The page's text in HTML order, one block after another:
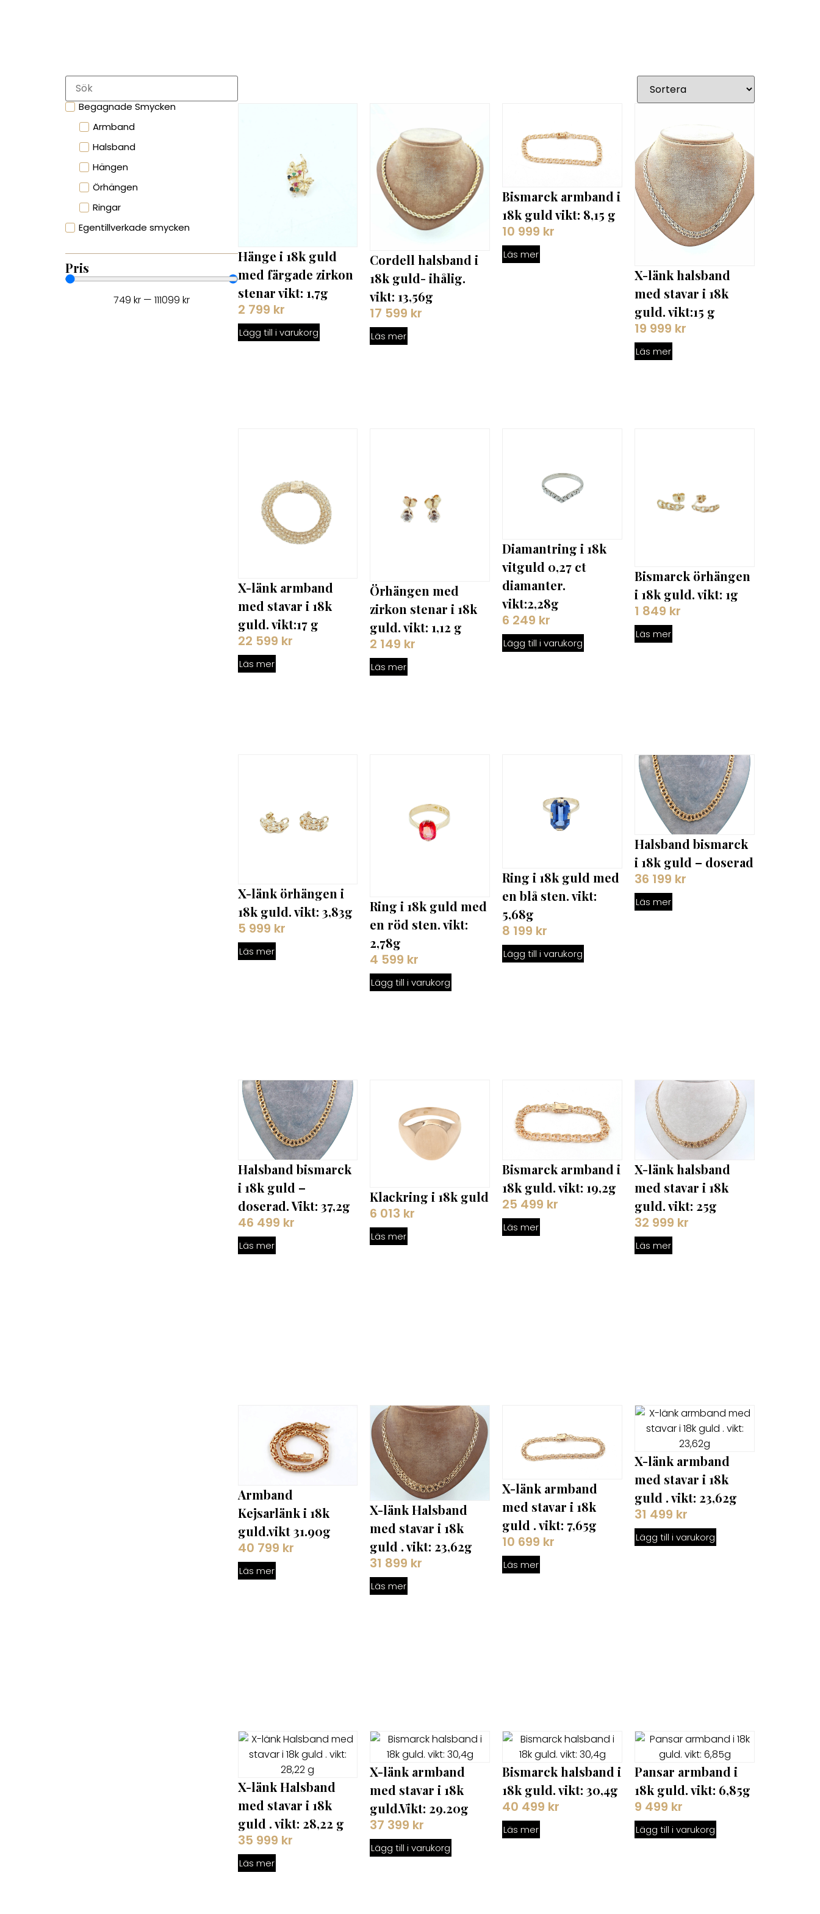
Begagnade Smycken
Armband
Halsband
Hängen
Örhängen
Ringar
Egentillverkade smycken
Pris
749 kr— 111099 kr
Hänge i 18k guld
med färgade zirkon
stenar vikt: 1,7g
2 799 kr
Lägg till i varukorg
Cordell halsband i
18k guld- ihålig.
vikt: 13,56g
17 599 kr
Läs mer
Bismarck armband i
18k guld vikt: 8,15 g
10 999 kr
Läs mer
X-länk halsband
med stavar i 18k
guld. vikt:15 g
19 999 kr
Läs mer
X-länk armband
med stavar i 18k
guld. vikt:17 g
22 599 kr
Läs mer
Örhängen med
zirkon stenar i 18k
guld. vikt: 1,12 g
2 149 kr
Läs mer
Diamantring i 18k
vitguld 0,27 ct
diamanter.
vikt:2,28g
6 249 kr
Lägg till i varukorg
Bismarck örhängen
i 18k guld. vikt: 1g
1 849 kr
Läs mer
X-länk örhängen i
18k guld. vikt: 3,83g
5 999 kr
Läs mer
Ring i 18k guld med
en röd sten. vikt:
2,78g
4 599 kr
Lägg till i varukorg
Ring i 18k guld med
en blå sten. vikt:
5,68g
8 199 kr
Lägg till i varukorg
Halsband bismarck
i 18k guld – doserad
36 199 kr
Läs mer
Halsband bismarck
i 18k guld –
doserad. Vikt: 37,2g
46 499 kr
Läs mer
Klackring i 18k guld
6 013 kr
Läs mer
Bismarck armband i
18k guld. vikt: 19,2g
25 499 kr
Läs mer
X-länk halsband
med stavar i 18k
guld. vikt: 25g
32 999 kr
Läs mer
Armband
Kejsarlänk i 18k
guld.vikt 31.90g
40 799 kr
Läs mer
X-länk Halsband
med stavar i 18k
guld . vikt: 23,62g
31 899 kr
Läs mer
X-länk armband
med stavar i 18k
guld . vikt: 7,65g
10 699 kr
Läs mer
X-länk armband
med stavar i 18k
guld . vikt: 23,62g
31 499 kr
Lägg till i varukorg
X-länk Halsband
med stavar i 18k
guld . vikt: 28,22 g
35 999 kr
Läs mer
X-länk armband
med stavar i 18k
guld.Vikt: 29.20g
37 399 kr
Lägg till i varukorg
Bismarck halsband i
18k guld. vikt: 30,4g
40 499 kr
Läs mer
Pansar armband i
18k guld. vikt: 6,85g
9 499 kr
Lägg till i varukorg